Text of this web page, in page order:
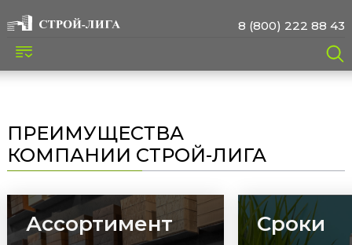
8 (800) 222 88 43
ПРЕИМУЩЕСТВА
КОМПАНИИ СТРОЙ-ЛИГА
Ассортимент Сроки